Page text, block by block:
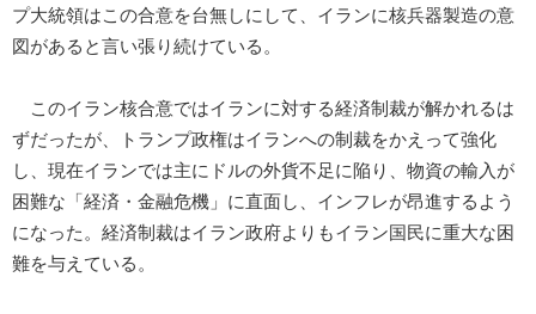
プ大統領はこの合意を台無しにして、イランに核兵器製造の意
図があると言い張り続けている。
このイラン核合意ではイランに対する経済制裁が解かれるは
ずだったが、トランプ政権はイランへの制裁をかえって強化
し、現在イランでは主にドルの外貨不足に陥り、物資の輸入が
困難な「経済・金融危機」に直面し、インフレが昂進するよう
になった。経済制裁はイラン政府よりもイラン国民に重大な困
難を与えている。